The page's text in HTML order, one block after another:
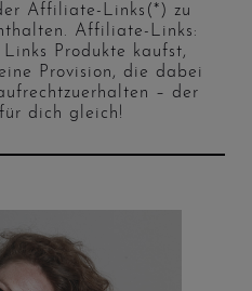
Affiliate-Links(*) zu
Affiliate-Links:
Produkte kaufst,
Provision, die dabei
– der
dich gleich!